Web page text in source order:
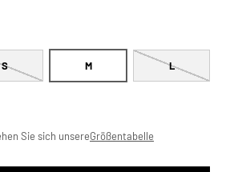
S M L
Sie sich unsereGrößentabelle